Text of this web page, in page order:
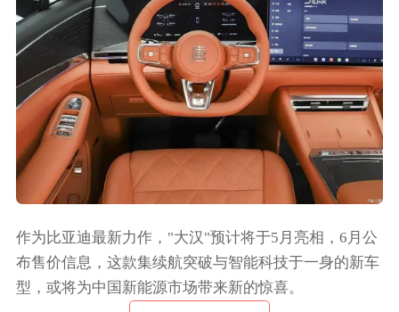
作为比亚迪最新力作，"大汉"预计将于5月亮相，6月公
布售价信息，这款集续航突破与智能科技于一身的新车
型，或将为中国新能源市场带来新的惊喜。